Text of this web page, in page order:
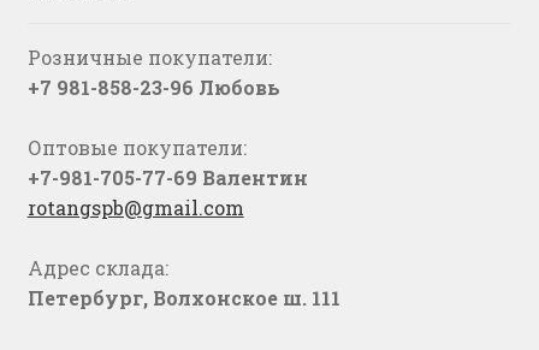
Розничные покупатели:
+7 981-858-23-96 Любовь
Оптовые покупатели:
+7-981-705-77-69 Валентин
rotangspb@gmail.com
Адрес склада:
Петербург, Волхонское ш. 111